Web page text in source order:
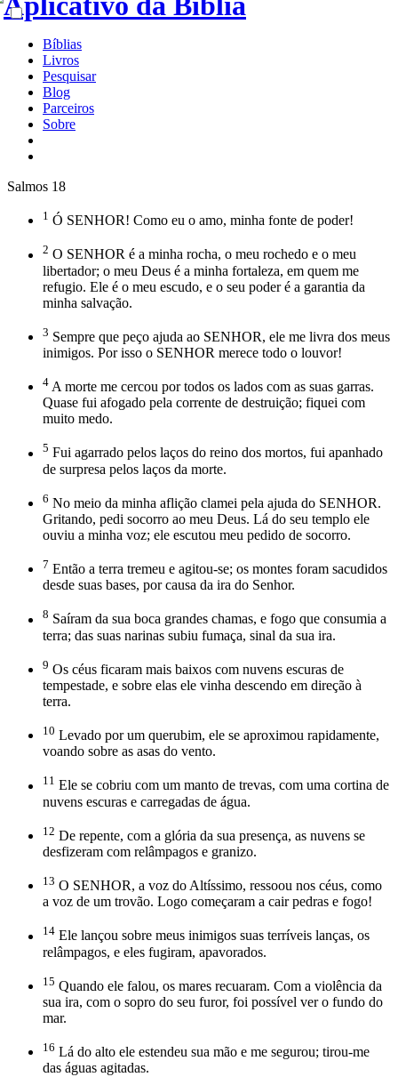
Bíblias
Livros
Pesquisar
Blog
Parceiros
Sobre
Salmos 18
1 Ó SENHOR! Como eu o amo, minha fonte de poder!
2 O SENHOR é a minha rocha, o meu rochedo e o meu
libertador; o meu Deus é a minha fortaleza, em quem me
refugio. Ele é o meu escudo, e o seu poder é a garantia da
minha salvação.
3 Sempre que peço ajuda ao SENHOR, ele me livra dos meus
inimigos. Por isso o SENHOR merece todo o louvor!
4 A morte me cercou por todos os lados com as suas garras.
Quase fui afogado pela corrente de destruição; fiquei com
muito medo.
5 Fui agarrado pelos laços do reino dos mortos, fui apanhado
de surpresa pelos laços da morte.
6 No meio da minha aflição clamei pela ajuda do SENHOR.
Gritando, pedi socorro ao meu Deus. Lá do seu templo ele
ouviu a minha voz; ele escutou meu pedido de socorro.
7 Então a terra tremeu e agitou-se; os montes foram sacudidos
desde suas bases, por causa da ira do Senhor.
8 Saíram da sua boca grandes chamas, e fogo que consumia a
terra; das suas narinas subiu fumaça, sinal da sua ira.
9 Os céus ficaram mais baixos com nuvens escuras de
tempestade, e sobre elas ele vinha descendo em direção à
terra.
10 Levado por um querubim, ele se aproximou rapidamente,
voando sobre as asas do vento.
11 Ele se cobriu com um manto de trevas, com uma cortina de
nuvens escuras e carregadas de água.
12 De repente, com a glória da sua presença, as nuvens se
desfizeram com relâmpagos e granizo.
13 O SENHOR, a voz do Altíssimo, ressoou nos céus, como
a voz de um trovão. Logo começaram a cair pedras e fogo!
14 Ele lançou sobre meus inimigos suas terríveis lanças, os
relâmpagos, e eles fugiram, apavorados.
15 Quando ele falou, os mares recuaram. Com a violência da
sua ira, com o sopro do seu furor, foi possível ver o fundo do
mar.
16 Lá do alto ele estendeu sua mão e me segurou; tirou-me
das águas agitadas.